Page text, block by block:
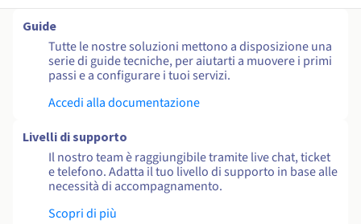
Guide
Tutte le nostre soluzioni mettono a disposizione una
serie di guide tecniche, per aiutarti a muovere i primi
passi e a configurare i tuoi servizi.
Accedi alla documentazione
Livelli di supporto
Il nostro team è raggiungibile tramite live chat, ticket
e telefono. Adatta il tuo livello di supporto in base alle
necessità di accompagnamento.
Scopri di più